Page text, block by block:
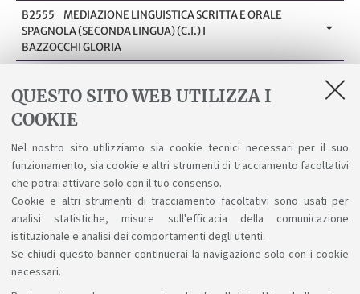
QUESTO SITO WEB UTILIZZA I
COOKIE
Nel nostro sito utilizziamo sia cookie tecnici necessari per il suo
funzionamento, sia cookie e altri strumenti di tracciamento facoltativi
che potrai attivare solo con il tuo consenso.
Cookie e altri strumenti di tracciamento facoltativi sono usati per
analisi statistiche, misure sull'efficacia della comunicazione
istituzionale e analisi dei comportamenti degli utenti.
Se chiudi questo banner continuerai la navigazione solo con i cookie
necessari.
B2555
MEDIAZIONE LINGUISTICA SCRITTA E ORALE
SPAGNOLA (SECONDA LINGUA) (C.I.) I
BAZZOCCHI GLORIA
SPAGNOLA (SECONDA LINGUA) (C.I.) I
TONIN RAFFAELLA
SPAGNOLA (SECONDA LINGUA) (C.I.) II
MONTES EVELYN HAYDEE
1 ... 9 10 11 12 13 14 15